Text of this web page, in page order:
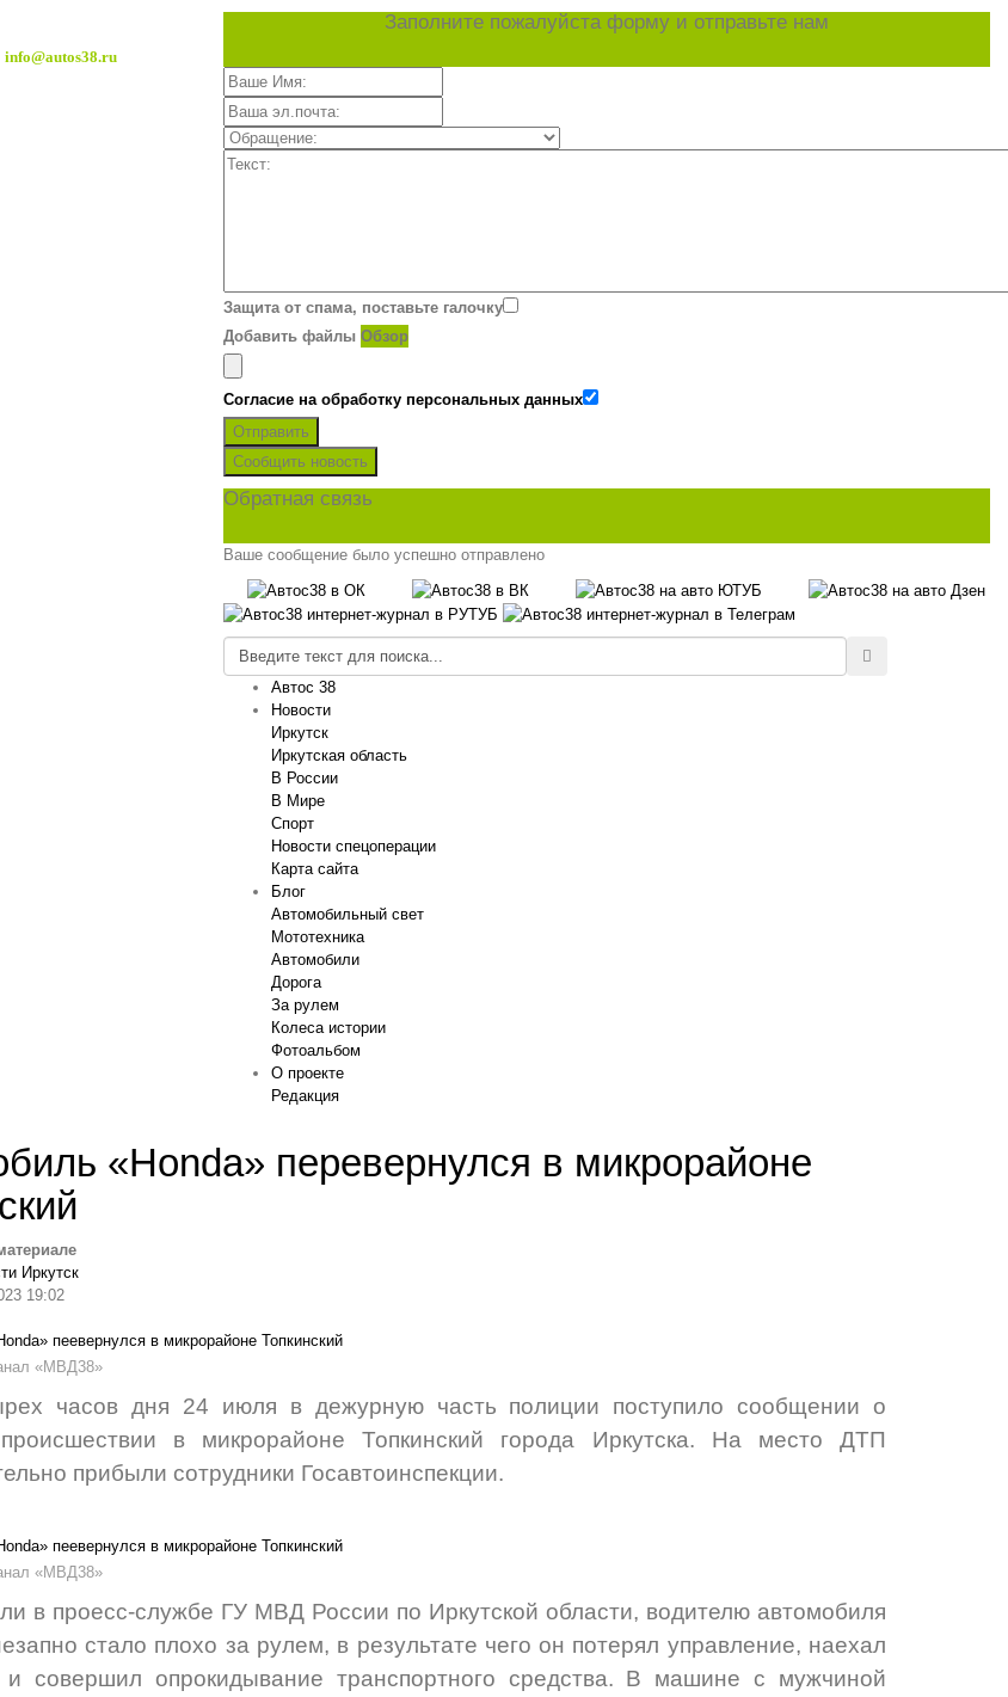
info@autos38.ru
Заполните пожалуйста форму и отправьте нам
Защита от спама, поставьте галочку
Добавить файлы Обзор
Согласие на обработку персональных данных
Отправить
Сообщить новость
Обратная связь
Ваше сообщение было успешно отправлено
Автос 38
Новости
Иркутск
Иркутская область
В России
В Мире
Спорт
Новости спецоперации
Карта сайта
Блог
Автомобильный свет
Мототехника
Автомобили
Дорога
За рулем
Колеса истории
Фотоальбом
О проекте
Редакция
«Honda» перевернулся в микрорайоне
Иркутск
19:02
«МВД38»
часов дня 24 июля в дежурную часть полиции поступило сообщении о
в микрорайоне Топкинский города Иркутска. На место ДТП
прибыли сотрудники Госавтоинспекции.
«МВД38»
в проесс-службе ГУ МВД России по Иркутской области, водителю автомобиля
стало плохо за рулем, в результате чего он потерял управление, наехал
совершил опрокидывание транспортного средства. В машине с мужчиной